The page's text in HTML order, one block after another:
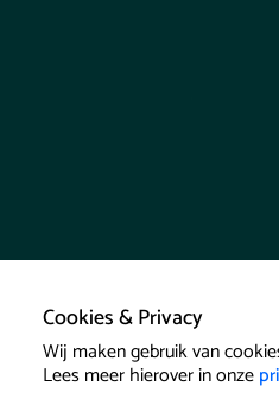
Cookies & Privacy
Wij maken gebruik van
Lees meer hierover in onze